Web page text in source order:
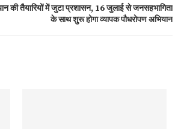
की तैयारियों में जुटा प्रशासन, 16 जुलाई से जनसहभागिता
के साथ शुरू होगा व्यापक पौधरोपण अभियान